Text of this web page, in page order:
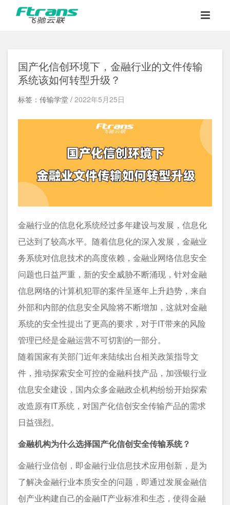
国产化信创环境下，金融行业的文件传输
系统该如何转型升级？
标签：传输学堂 / 2022年5月25日
金融行业的信息化系统经过多年建设与发展，信息化
已达到了较高水平。随着信息化的深入发展，金融业
务系统对信息技术的高度依赖，金融业网络信息安全
问题也日益严重，新的安全威胁不断涌现，针对金融
信息网络的计算机犯罪的案件呈逐年上升趋势，来自
外部和内部的信息安全风险将不断增加，这就对金融
系统的安全性提出了更高的要求，对于IT带来的风险
管理已经是金融运营不可切割的一部分。
随着国家有关部门近年来陆续出台相关政策指导文
件，推动探索安全可控的金融科技产品，加强银行业
信息安全建设，国内众多金融政企机构纷纷开始探索
改造原有IT系统，对国产化信创安全传输产品的需求
日益强烈。
金融机构为什么选择国产化信创安全传输系统？
金融行业信创，即金融行业信息技术应用创新，是为
了解决金融行业本质安全的问题，即通过发展金融信
创产业构建自己的金融IT产业标准和生态，使得金融